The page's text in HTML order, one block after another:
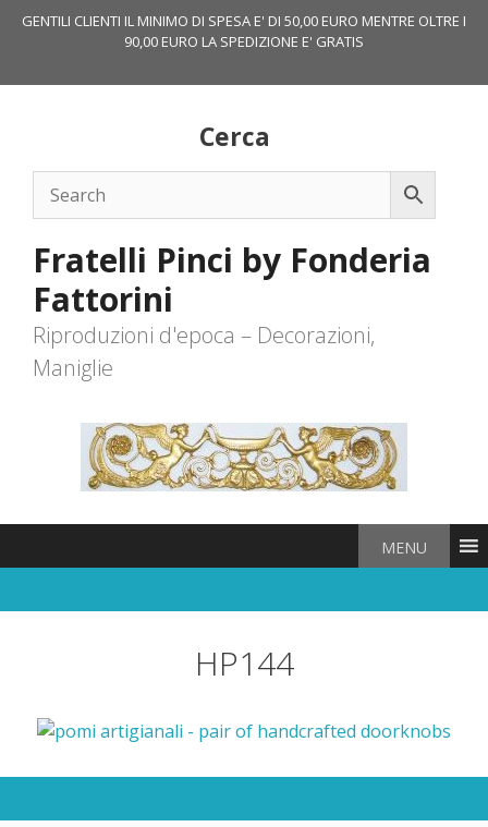
GENTILI CLIENTI IL MINIMO DI SPESA E' DI 50,00 EURO MENTRE OLTRE I
90,00 EURO LA SPEDIZIONE E' GRATIS
Cerca
Fratelli Pinci by Fonderia
Fattorini
Riproduzioni d'epoca – Decorazioni,
Maniglie
MENU
HP144